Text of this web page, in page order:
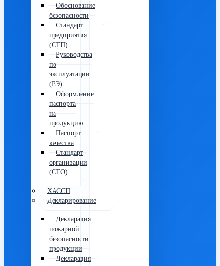
Обоснование
безопасности
Стандарт
предприятия
(СТП)
Руководства
по
эксплуатации
(РЭ)
Оформление
паспорта
на
продукцию
Паспорт
качества
Стандарт
организации
(СТО)
ХАССП
Декларирование
Декларация
пожарной
безопасности
продукции
Декларация